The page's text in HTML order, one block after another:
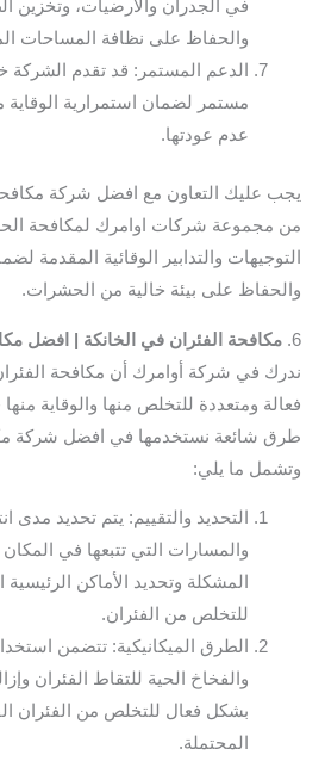
في الجدران والأرضيات، وتخزين
والحفاظ على نظافة المساحات
الدعم المستمر: قد تقدم الشركة
مستمر لضمان استمرارية
عدم عودتها.
يجب عليك التعاون مع افضل شركة
من مجموعة شركات اوامرك لمكافحة
التوجيهات والتدابير الوقائية المقدمة
والحفاظ على بيئة خالية من الحشرات.
6. مكافحة الفئران في الخانكة | افضل
ندرك في شركة أوامرك أن مكافحة
فعالة ومتعددة للتخلص منها والوقاية
طرق شائعة نستخدمها في افضل شركة
وتشمل ما يلي:
التحديد والتقييم: يتم تحديد مدى
والمسارات التي تتبعها في
المشكلة وتحديد الأماكن
للتخلص من الفئران.
الطرق الميكانيكية: تتضمن
والفخاخ الحية للتقاط الفئران
بشكل فعال للتخلص من الفئران
المحتملة.